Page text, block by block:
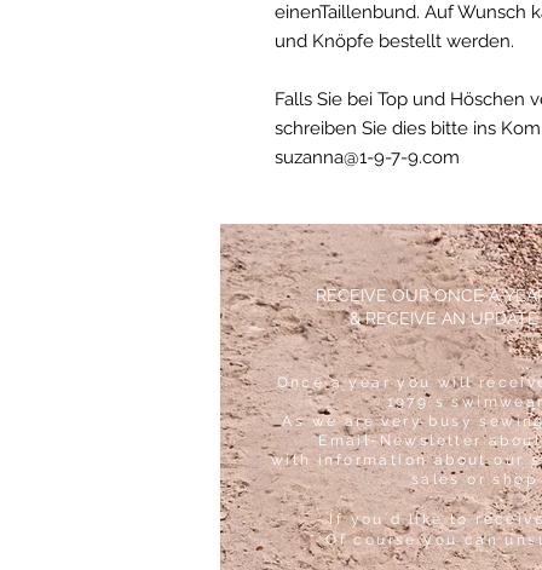
einenTaillenbund. Auf Wunsch
und Knöpfe bestellt werden.
Falls Sie bei Top und Höschen
schreiben Sie dies bitte ins
suzanna@1-9-7-9.com
RECEIVE OUR ONCE A
& RECEIVE AN
Once a year you will
1979´s
As we are very busy
Email-Newsletter
with information about our
sales or
If you´d like to
Of course you can